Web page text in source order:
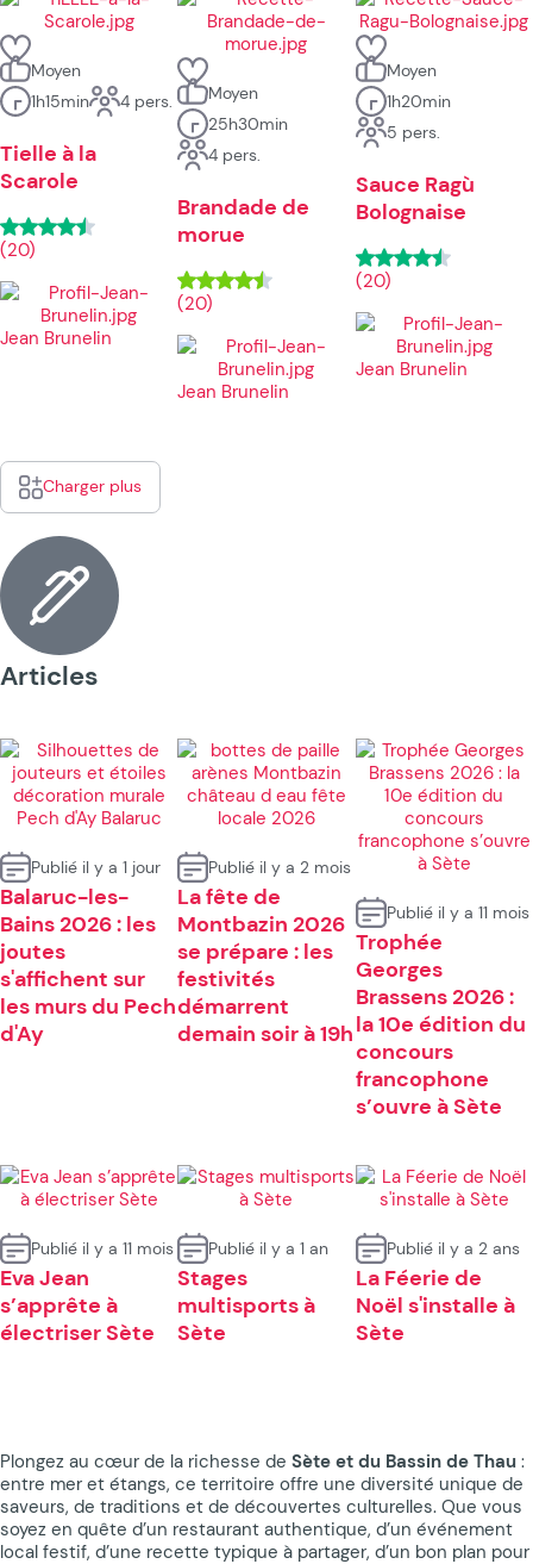
Moyen
1h15min
4 pers.
Tielle à la
Scarole
(20)
Jean Brunelin
Moyen
25h30min
4 pers.
Brandade de
morue
(20)
Jean Brunelin
Moyen
1h20min
5 pers.
Sauce Ragù
Bolognaise
(20)
Jean Brunelin
Charger plus
Articles
Publié il y a 1 jour
Balaruc-les-
Bains 2026 : les
joutes
s'affichent sur
les murs du Pech
d'Ay
Publié il y a 2 mois
La fête de
Montbazin 2026
se prépare : les
festivités
démarrent
demain soir à 19h
Publié il y a 11 mois
Trophée
Georges
Brassens 2026 :
la 10e édition du
concours
francophone
s’ouvre à Sète
Publié il y a 11 mois
Eva Jean
s’apprête à
électriser Sète
Publié il y a 1 an
Stages
multisports à
Sète
Publié il y a 2 ans
La Féerie de
Noël s'installe à
Sète
Plongez au cœur de la richesse de Sète et du Bassin de Thau :
entre mer et étangs, ce territoire offre une diversité unique de
saveurs, de traditions et de découvertes culturelles. Que vous
soyez en quête d’un restaurant authentique, d’un événement
local festif, d’une recette typique à partager, d’un bon plan pour